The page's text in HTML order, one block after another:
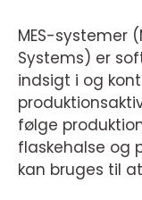
MES-systemer
Systems) er
indsigt i og
følge
flaskehalse og
kan bruges til